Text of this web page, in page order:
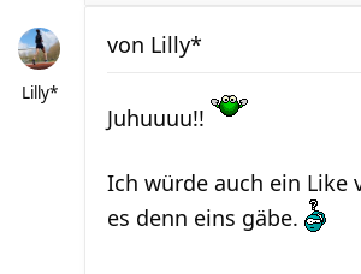
Lilly*
von Lilly*
Juhuuuu!!
Ich würde auch ein Like
es denn eins gäbe.